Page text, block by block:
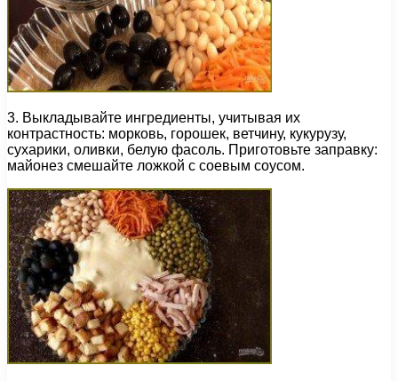
3. Выкладывайте ингредиенты, учитывая их
контрастность: морковь, горошек, ветчину, кукурузу,
сухарики, оливки, белую фасоль. Приготовьте заправку:
майонез смешайте ложкой с соевым соусом.